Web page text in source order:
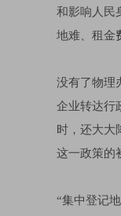
和影响人民
地难、租金
没有了物理
企业转达行
时，还大大
这一政策的
“集中登记